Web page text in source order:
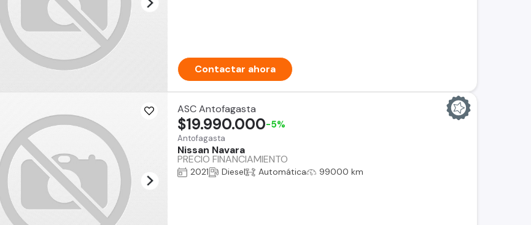
Contactar ahora
ASC Antofagasta
Antofagasta
Nissan Navara
PRECIO FINANCIAMIENTO
$19.990.000-5%
2021 Diesel Automática 99000 km